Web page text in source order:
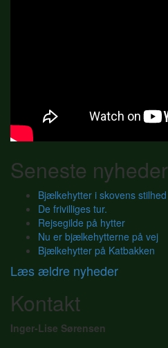
Seneste nyheder
Bjælkehytter i skovens stilhed
De frivilliges tur.
Rejsegilde på hytter
Nu er bjælkehytterne på vej
Bjælkehytter på Katbakken
Læs ældre nyheder
Kontakt
Inger-Lise Sørensen